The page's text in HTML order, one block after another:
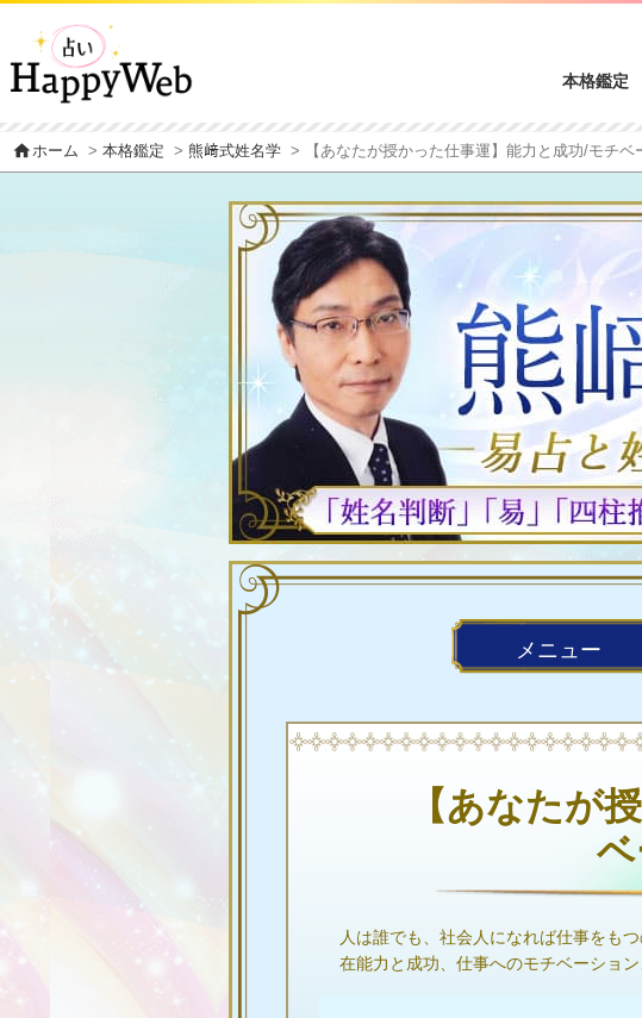
本格鑑定
homeホーム > 本格鑑定 > 熊﨑式姓名学 > 【あなたが授かった仕事運】能力と成功/モチベ
メニュー
【あなたが
人は誰でも、社会人になれば仕事をも
在能力と成功、仕事へのモチベーショ